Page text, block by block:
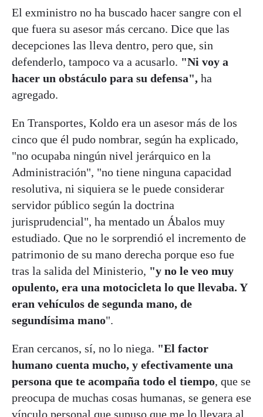
El exministro no ha buscado hacer sangre con el
que fuera su asesor más cercano. Dice que las
decepciones las lleva dentro, pero que, sin
defenderlo, tampoco va a acusarlo. "Ni voy a
hacer un obstáculo para su defensa", ha
agregado.
En Transportes, Koldo era un asesor más de los
cinco que él pudo nombrar, según ha explicado,
"no ocupaba ningún nivel jerárquico en la
Administración", "no tiene ninguna capacidad
resolutiva, ni siquiera se le puede considerar
servidor público según la doctrina
jurisprudencial", ha mentado un Ábalos muy
estudiado. Que no le sorprendió el incremento de
patrimonio de su mano derecha porque eso fue
tras la salida del Ministerio, "y no le veo muy
opulento, era una motocicleta lo que llevaba. Y
eran vehículos de segunda mano, de
segundísima mano".
Eran cercanos, sí, no lo niega. "El factor
humano cuenta mucho, y efectivamente una
persona que te acompaña todo el tiempo, que se
preocupa de muchas cosas humanas, se genera ese
vínculo personal que supuso que me lo llevara al